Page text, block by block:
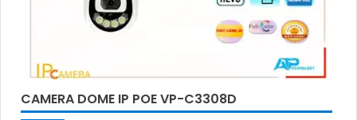
CAMERA DOME IP POE VP-C3308D